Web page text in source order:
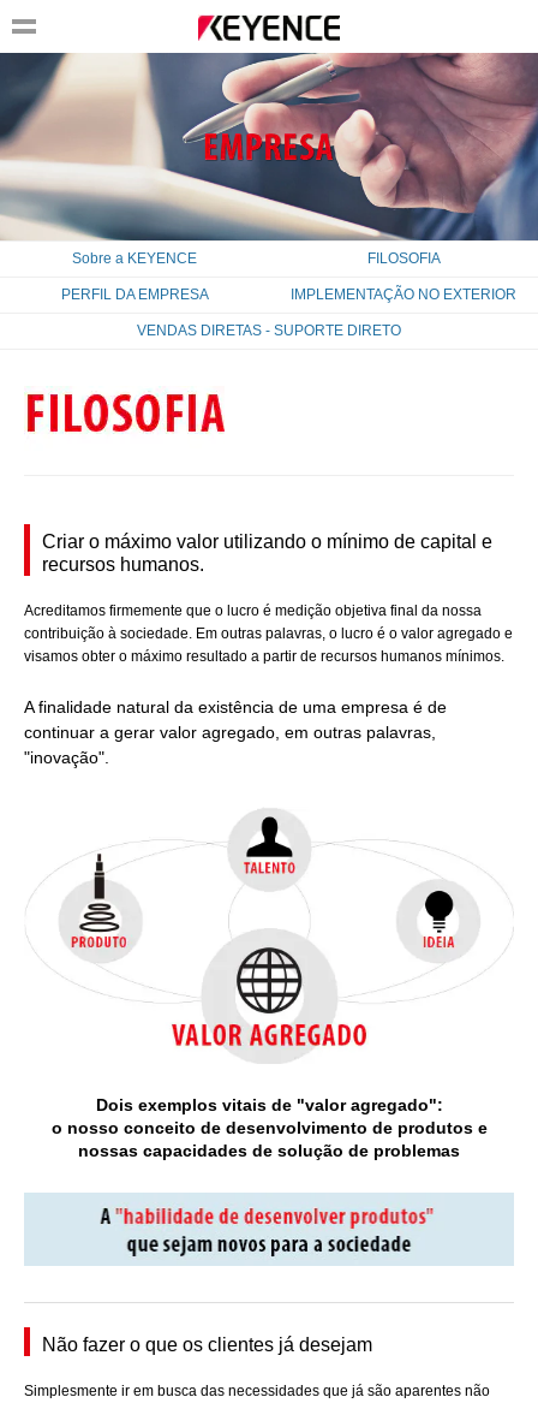
Sobre a KEYENCE FILOSOFIA
PERFIL DA EMPRESA IMPLEMENTAÇÃO NO EXTERIOR
VENDAS DIRETAS - SUPORTE DIRETO
Criar o máximo valor utilizando o mínimo de capital e
recursos humanos.
Acreditamos firmemente que o lucro é medição objetiva final da nossa
contribuição à sociedade. Em outras palavras, o lucro é o valor agregado e
visamos obter o máximo resultado a partir de recursos humanos mínimos.
A finalidade natural da existência de uma empresa é de
continuar a gerar valor agregado, em outras palavras,
"inovação".
Dois exemplos vitais de "valor agregado":
o nosso conceito de desenvolvimento de produtos e
nossas capacidades de solução de problemas
Não fazer o que os clientes já desejam
Simplesmente ir em busca das necessidades que já são aparentes não